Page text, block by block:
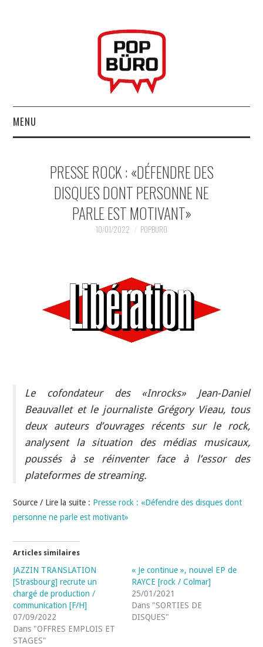
MENU
MUSIQUESACTUELLES.NET
GABBA GABBA HEY !
PRESSE ROCK : «DÉFENDRE DES
DISQUES DONT PERSONNE NE
PARLE EST MOTIVANT»
10/01/2022 POPBURO
Le cofondateur des «Inrocks» Jean-Daniel
Beauvallet et le journaliste Grégory Vieau, tous
deux auteurs d’ouvrages récents sur le rock,
analysent la situation des médias musicaux,
poussés à se réinventer face à l’essor des
plateformes de streaming.
Source / Lire la suite : Presse rock : «Défendre des disques dont
personne ne parle est motivant»
Articles similaires
JAZZIN TRANSLATION
[Strasbourg] recrute un
chargé de production /
communication [F/H]
07/09/2022
Dans "OFFRES EMPLOIS ET
STAGES"
« Je continue », nouvel EP de
RAYCE [rock / Colmar]
25/01/2021
Dans "SORTIES DE
DISQUES"